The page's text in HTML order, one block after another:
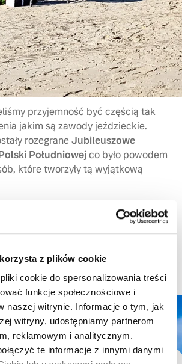
z plików cookie
cookie do spersonalizowania treści
funkcje społecznościowe i
naszej witrynie. Informacje o tym, jak
witryny, udostępniamy partnerom
reklamowym i analitycznym.
te informacje z innymi danymi
przyjemność być częścią tak
jakim są zawody jeździeckie.
rozegraneJubileuszowe
Południowejco było powodem
które tworzyły tą wyjątkową
wymagające parkury wyłoniły
kategoriach wiekowych.
zawodników parkur warm up,
dobrze przygotowane zaplecze
zawody na wysokim poziomie.